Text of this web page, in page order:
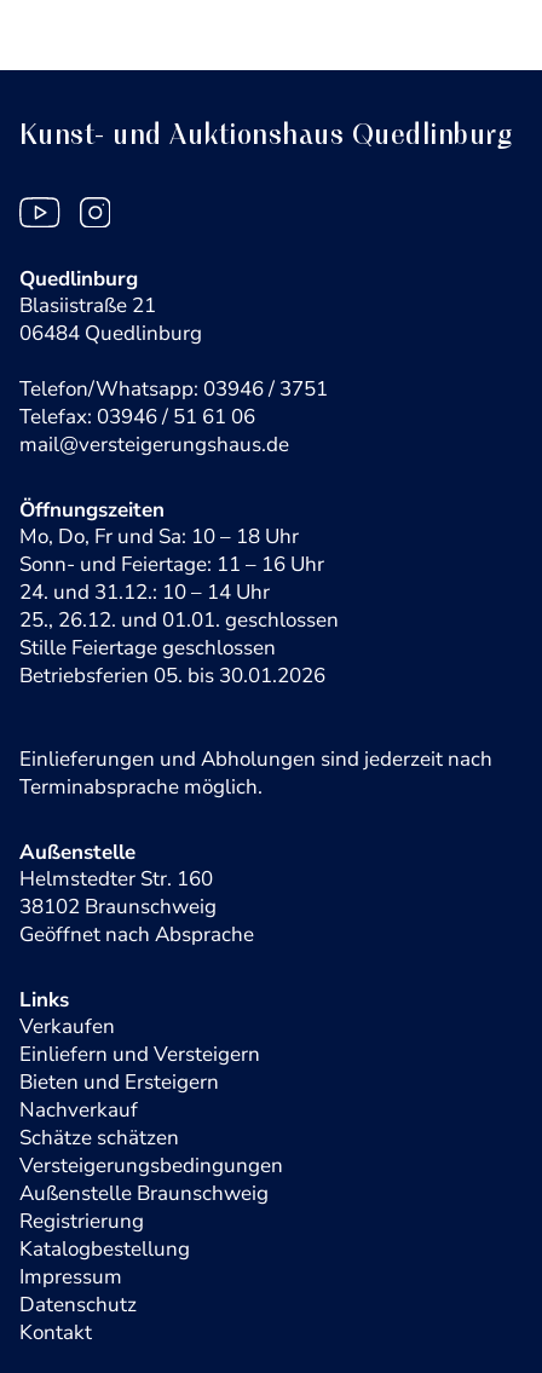
Kunst- und Auktionshaus Quedlinburg
Quedlinburg
Blasiistraße 21
06484 Quedlinburg
Telefon/Whatsapp: 03946 / 3751
Telefax: 03946 / 51 61 06
mail@versteigerungshaus.de
Öffnungszeiten
Mo, Do, Fr und Sa: 10 – 18 Uhr
Sonn- und Feiertage: 11 – 16 Uhr
24. und 31.12.: 10 – 14 Uhr
25., 26.12. und 01.01. geschlossen
Stille Feiertage geschlossen
Betriebsferien 05. bis 30.01.2026
Einlieferungen und Abholungen sind jederzeit nach
Terminabsprache möglich.
Außenstelle
Helmstedter Str. 160
38102 Braunschweig
Geöffnet nach Absprache
Links
Verkaufen
Einliefern und Versteigern
Bieten und Ersteigern
Nachverkauf
Schätze schätzen
Versteigerungsbedingungen
Außenstelle Braunschweig
Registrierung
Katalogbestellung
Impressum
Datenschutz
Kontakt